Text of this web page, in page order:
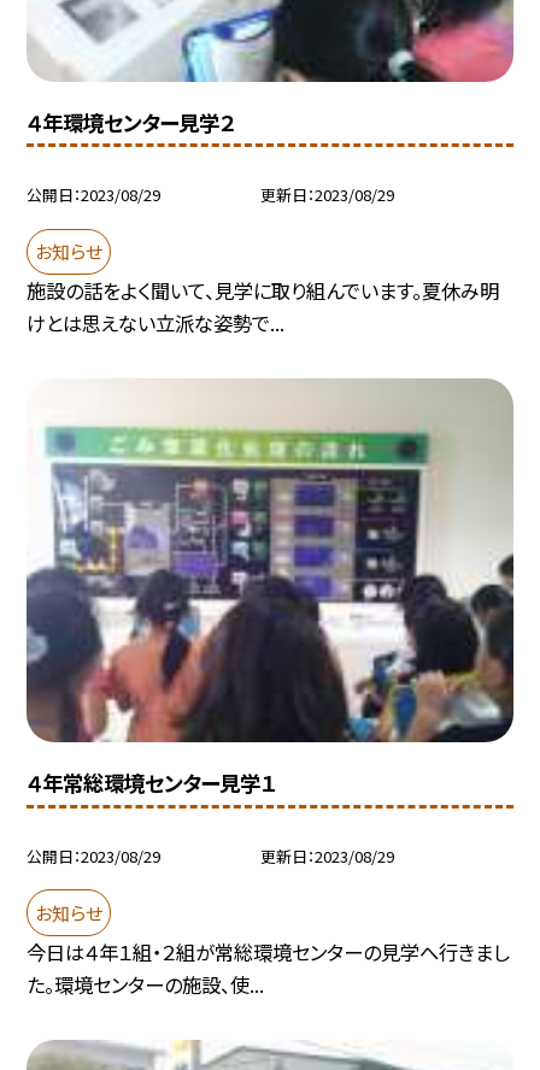
４年環境センター見学２
公開日 2023/08/29 更新日 2023/08/29
お知らせ
施設の話をよく聞いて、見学に取り組んでいます。夏休み明
けとは思えない立派な姿勢で...
４年常総環境センター見学１
公開日 2023/08/29 更新日 2023/08/29
お知らせ
今日は４年１組・２組が常総環境センターの見学へ行きまし
た。環境センターの施設、使...